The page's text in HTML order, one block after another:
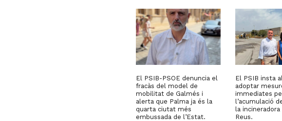
El PSIB-PSOE denuncia el
fracàs del model de
mobilitat de Galmés i
alerta que Palma ja és la
quarta ciutat més
embussada de l’Estat.
El PSIB insta
adoptar
immediates
l’acumulació
la incineradora
Reus.